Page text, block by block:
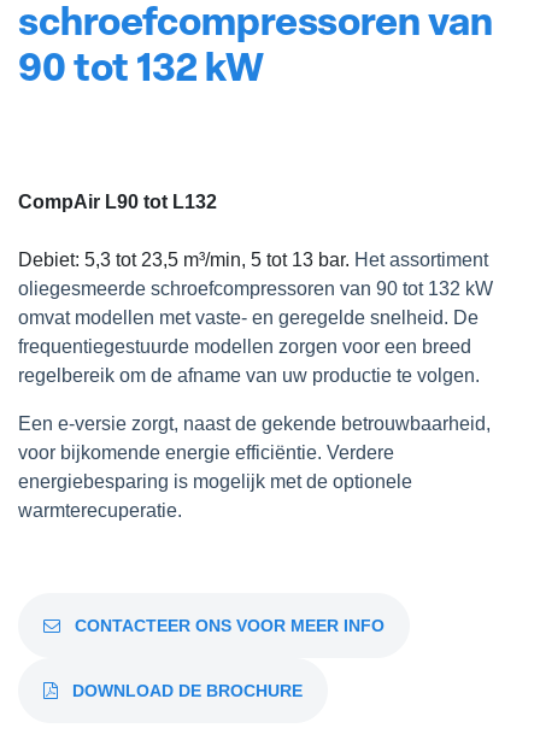
schroefcompressoren van
90 tot 132 kW
CompAir L90 tot L132
Debiet: 5,3 tot 23,5 m³/min, 5 tot 13 bar. Het assortiment
oliegesmeerde schroefcompressoren van 90 tot 132 kW
omvat modellen met vaste- en geregelde snelheid. De
frequentiegestuurde modellen zorgen voor een breed
regelbereik om de afname van uw productie te volgen.
Een e-versie zorgt, naast de gekende betrouwbaarheid,
voor bijkomende energie efficiëntie. Verdere
energiebesparing is mogelijk met de optionele
warmterecuperatie.
CONTACTEER ONS VOOR MEER INFO
DOWNLOAD DE BROCHURE